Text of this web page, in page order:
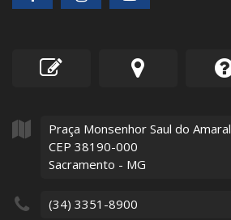
Praça Monsenhor Saul do Amaral
CEP 38190-000
Sacramento - MG
(34) 3351-8900